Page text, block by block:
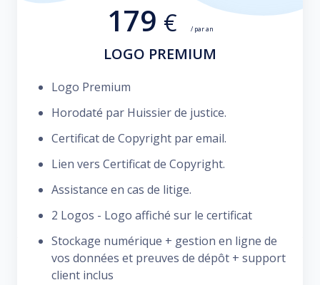
179 € / par an
LOGO PREMIUM
Logo Premium
Horodaté par Huissier de justice.
Certificat de Copyright par email.
Lien vers Certificat de Copyright.
Assistance en cas de litige.
2 Logos - Logo affiché sur le certificat
Stockage numérique + gestion en ligne de
vos données et preuves de dépôt + support
client inclus